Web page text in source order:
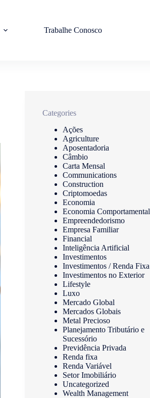
Trabalhe Conosco
Categories
Ações
Agriculture
Aposentadoria
Câmbio
Carta Mensal
Communications
Construction
Criptomoedas
Economia
Economia Comportamental
Empreendedorismo
Empresa Familiar
Financial
Inteligência Artificial
Investimentos
Investimentos / Renda Fixa
Investimentos no Exterior
Lifestyle
Luxo
Mercado Global
Mercados Globais
Metal Precioso
Planejamento Tributário e
Sucessório
Previdência Privada
Renda fixa
Renda Variável
Setor Imobiliário
Uncategorized
Wealth Management